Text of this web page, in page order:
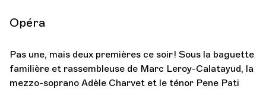
Opéra
Pas une, mais deux premières ce soir ! Sous la baguette
familière et rassembleuse de Marc Leroy-Calatayud, la
mezzo-soprano Adèle Charvet et le ténor Pene Pati